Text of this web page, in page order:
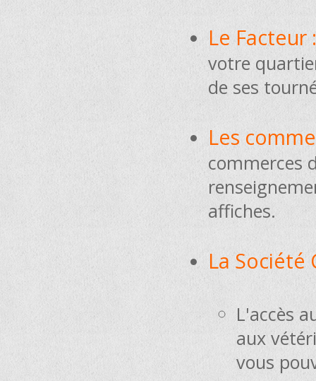
Le Facteur
votre
de ses
Les
commerces
affiches.
La Société
L'accès
aux
vous